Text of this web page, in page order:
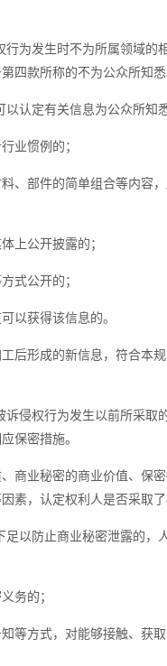
为发生时不为所属领域的
四款所称的不为公众所知悉
认定有关信息为公众所知悉
业惯例的；
、部件的简单组合等内容
上公开披露的；
式公开的；
以获得该信息的。
后形成的新信息，符合本
侵权行为发生以前所采取
保密措施。
商业秘密的商业价值、保
素，认定权利人是否采取了
以防止商业秘密泄露的，
务的；
等方式，对能够接触、获